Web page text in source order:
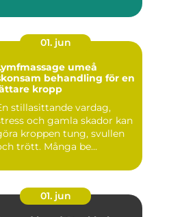
01. jun
umeå
behandling för en
kropp
stillasittande vardag,
och gamla skador kan
kroppen tung, svullen
trött. Många be...
01. jun